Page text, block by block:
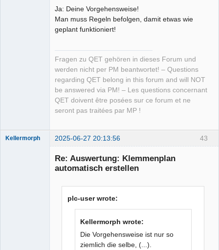
Ja: Deine Vorgehensweise!
Man muss Regeln befolgen, damit etwas wie
geplant funktioniert!
Fragen zu QET gehören in dieses Forum und
werden nicht per PM beantwortet! – Questions
regarding QET belong in this forum and will NOT
be answered via PM! – Les questions concernant
QET doivent être posées sur ce forum et ne
seront pas traitées par MP !
43
Kellermorph 2025-06-27 20:13:56
Re: Auswertung: Klemmenplan
automatisch erstellen
plc-user wrote:
Kellermorph wrote:
Die Vorgehensweise ist nur so
ziemlich die selbe, (...).